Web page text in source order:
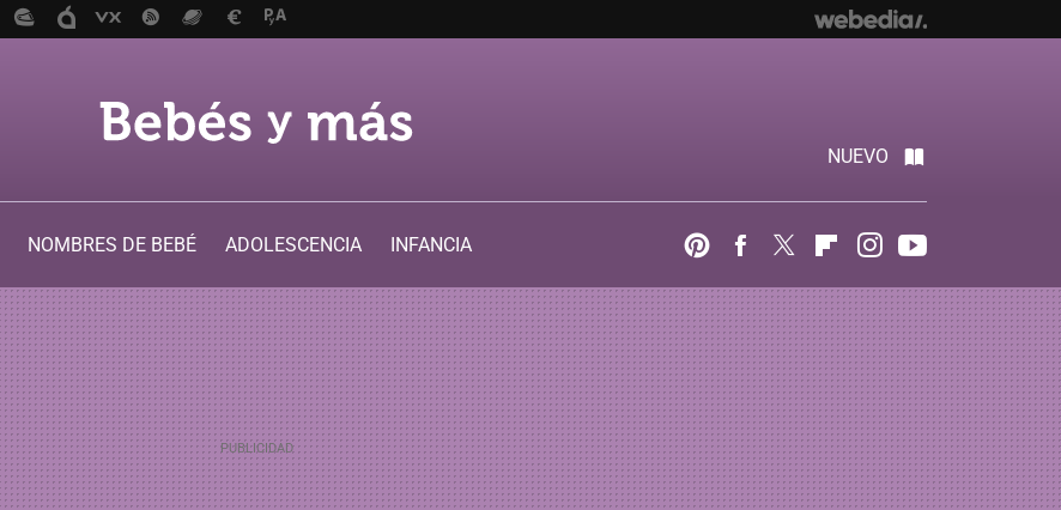
NUEVO
NOMBRES DE BEBÉ ADOLESCENCIA
INFANCIA
PinterestFacebook
Twitter FlipboardInstagram